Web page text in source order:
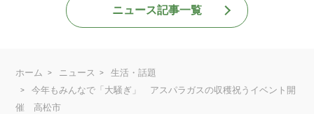
ニュース記事一覧
ホーム ニュース
生活・話題
今年もみんなで「大騒ぎ」 アスパラガスの収穫祝うイベント開
催 高松市